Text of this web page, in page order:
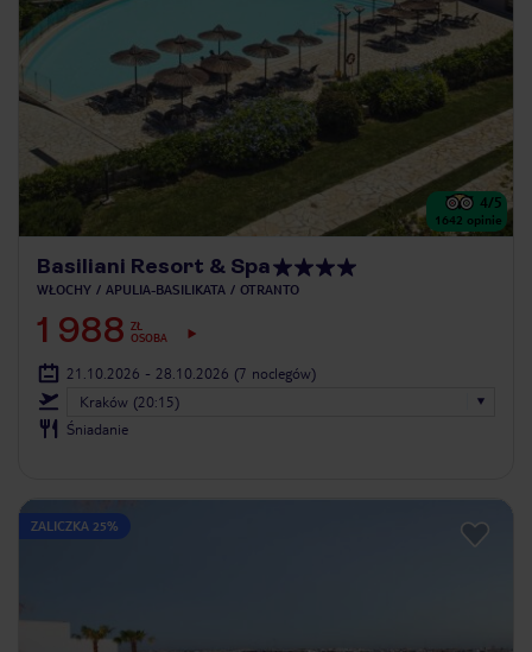
4/5
1642 opinie
Basiliani Resort & Spa
WŁOCHY APULIA-BASILIKATA OTRANTO
1 988 ZŁ
OSOBA
21.10.2026 - 28.10.2026 (7 noclegów)
Kraków (20:15)
Śniadanie
ZALICZKA 25%